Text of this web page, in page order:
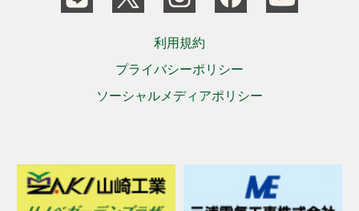
利用規約
プライバシーポリシー
ソーシャルメディアポリシー